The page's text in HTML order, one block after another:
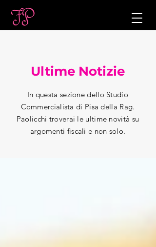
Ultime Notizie
In questa sezione dello Studio
Commercialista di Pisa della Rag.
Paolicchi troverai le ultime novità su
argomenti fiscali e non solo.